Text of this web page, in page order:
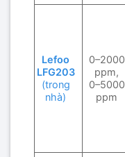
Lefoo
LFG203
(trong
nhà)
0–2000
ppm,
0–5000
ppm